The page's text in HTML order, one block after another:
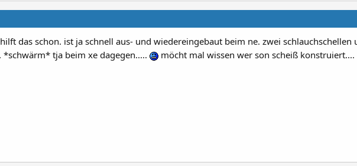
das schon. ist ja schnell aus- und wiedereingebaut beim ne. zwei schlauchschellen
*schwärm* tja beim xe dagegen.....
möcht mal wissen wer son scheiß konstruiert....